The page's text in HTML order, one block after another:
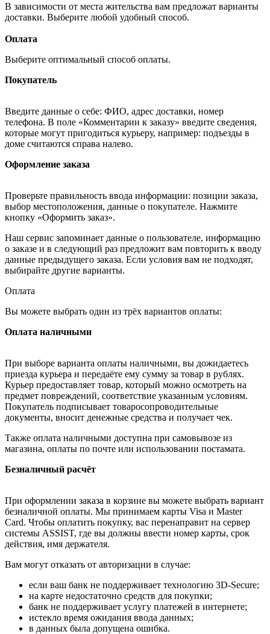
В зависимости от места жительства вам предложат варианты
доставки. Выберите любой удобный способ.
Оплата
Выберите оптимальный способ оплаты.
Покупатель
Введите данные о себе: ФИО, адрес доставки, номер
телефона. В поле «Комментарии к заказу» введите сведения,
которые могут пригодиться курьеру, например: подъезды в
доме считаются справа налево.
Оформление заказа
Проверьте правильность ввода информации: позиции заказа,
выбор местоположения, данные о покупателе. Нажмите
кнопку «Оформить заказ».
Наш сервис запоминает данные о пользователе, информацию
о заказе и в следующий раз предложит вам повторить к вводу
данные предыдущего заказа. Если условия вам не подходят,
выбирайте другие варианты.
Оплата
Вы можете выбрать один из трёх вариантов оплаты:
Оплата наличными
При выборе варианта оплаты наличными, вы дожидаетесь
приезда курьера и передаёте ему сумму за товар в рублях.
Курьер предоставляет товар, который можно осмотреть на
предмет повреждений, соответствие указанным условиям.
Покупатель подписывает товаросопроводительные
документы, вносит денежные средства и получает чек.
Также оплата наличными доступна при самовывозе из
магазина, оплаты по почте или использовании постамата.
Безналичный расчёт
При оформлении заказа в корзине вы можете выбрать вариант
безналичной оплаты. Мы принимаем карты Visa и Master
Card. Чтобы оплатить покупку, вас перенаправит на сервер
системы ASSIST, где вы должны ввести номер карты, срок
действия, имя держателя.
Вам могут отказать от авторизации в случае:
если ваш банк не поддерживает технологию 3D-Secure;
на карте недостаточно средств для покупки;
банк не поддерживает услугу платежей в интернете;
истекло время ожидания ввода данных;
в данных была допущена ошибка.